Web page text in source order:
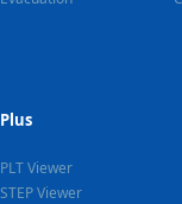
Plus
PLT Viewer
STEP Viewer